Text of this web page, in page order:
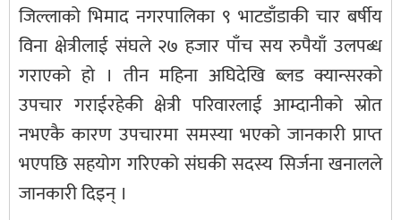
जिल्लाको भिमाद नगरपालिका ९ भाटडाँडाकी चार बर्षीय
विना क्षेत्रीलाई संघले २७ हजार पाँच सय रुपैयाँ उलपब्ध
गराएको हो । तीन महिना अघिदेखि ब्लड क्यान्सरको
उपचार गराईरहेकी क्षेत्री परिवारलाई आम्दानीको स्रोत
नभएकै कारण उपचारमा समस्या भएको जानकारी प्राप्त
भएपछि सहयोग गरिएको संघकी सदस्य सिर्जना खनालले
जानकारी दिइन् ।